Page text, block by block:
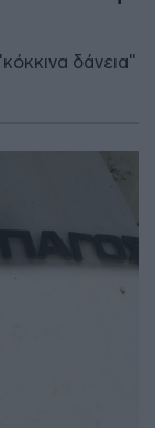
δάνεια"